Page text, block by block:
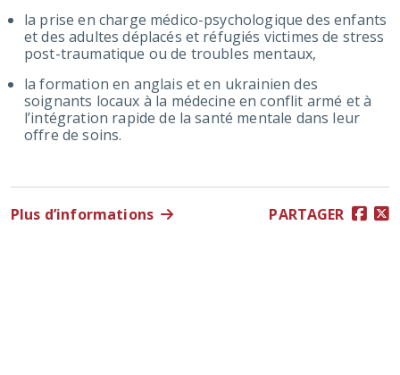
la prise en charge médico-psychologique des enfants
et des adultes déplacés et réfugiés victimes de stress
post-traumatique ou de troubles mentaux,
la formation en anglais et en ukrainien des
soignants locaux à la médecine en conflit armé et à
l’intégration rapide de la santé mentale dans leur
offre de soins.
Plus d’informations PARTAGER